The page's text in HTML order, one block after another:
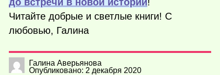
Читайте добрые и светлые книги! С
любовью, Галина
Галина Аверьянова
Опубликовано: 2 декабря 2020